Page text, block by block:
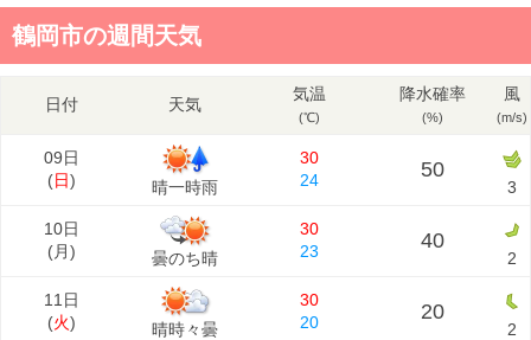
鶴岡市の週間天気
日付 天気
気温
(℃)
降水確率
(%)
風
(m/s)
09日
(日) 晴一時雨
30
24
50
3
10日
(月) 曇のち晴
30
23
40
2
11日
(火) 晴時々曇
30
20
20
2